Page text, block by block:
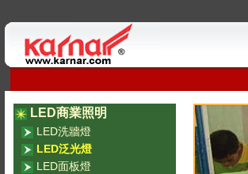
LED商業照明
LED洗牆燈
LED泛光燈
LED面板燈